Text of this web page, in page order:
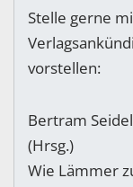
Stelle gerne
vorstellen:
Bertram
(Hrsg.)
Wie Lämmer